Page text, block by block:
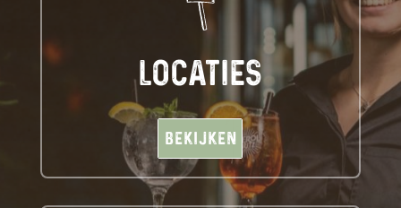
LOCATIES
Bekijken
Bekijken